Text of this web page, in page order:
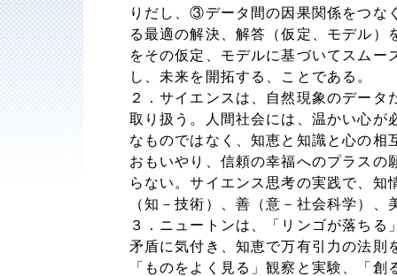
りだし、③データ間の因果関係をつ
る最適の解決、解答（仮定、モデル
をその仮定、モデルに基づいてスム
し、未来を開拓する、ことである。
２．サイエンスは、自然現象のデー
取り扱う。人間社会には、温かい心が
なものではなく、知恵と知識と心の
おもいやり、信頼の幸福へのプラス
らない。サイエンス思考の実践で、
（知－技術）、善（意－社会科学）
３．ニュートンは、「リンゴが落ち
矛盾に気付き、知恵で万有引力の法
「ものをよく見る」観察と実験、「